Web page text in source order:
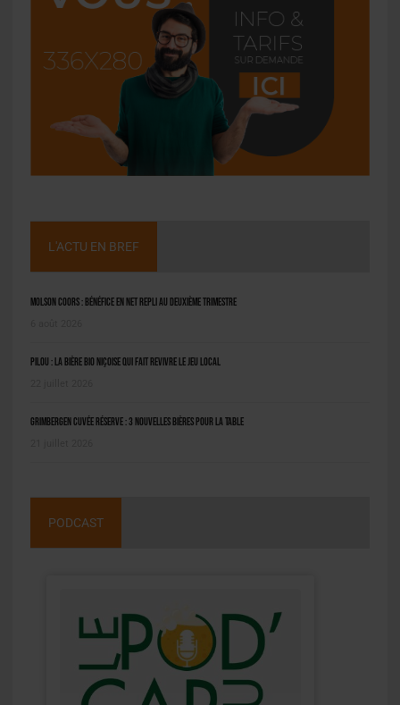
L'ACTU EN BREF
Molson Coors : bénéfice en net repli au deuxième trimestre
Pilou : la bière bio niçoise qui fait revivre le jeu local
Grimbergen Cuvée Réserve : 3 nouvelles bières pour la table
PODCAST